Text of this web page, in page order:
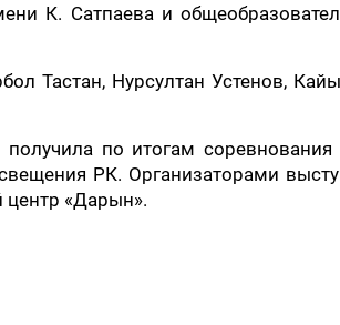
К. Сатпаева и
Тастан, Нурсултан Устенов,
по итогам соревнования
РК. Организаторами
центр «Дарын».